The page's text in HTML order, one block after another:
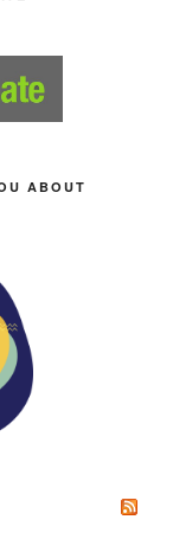
ABOUT